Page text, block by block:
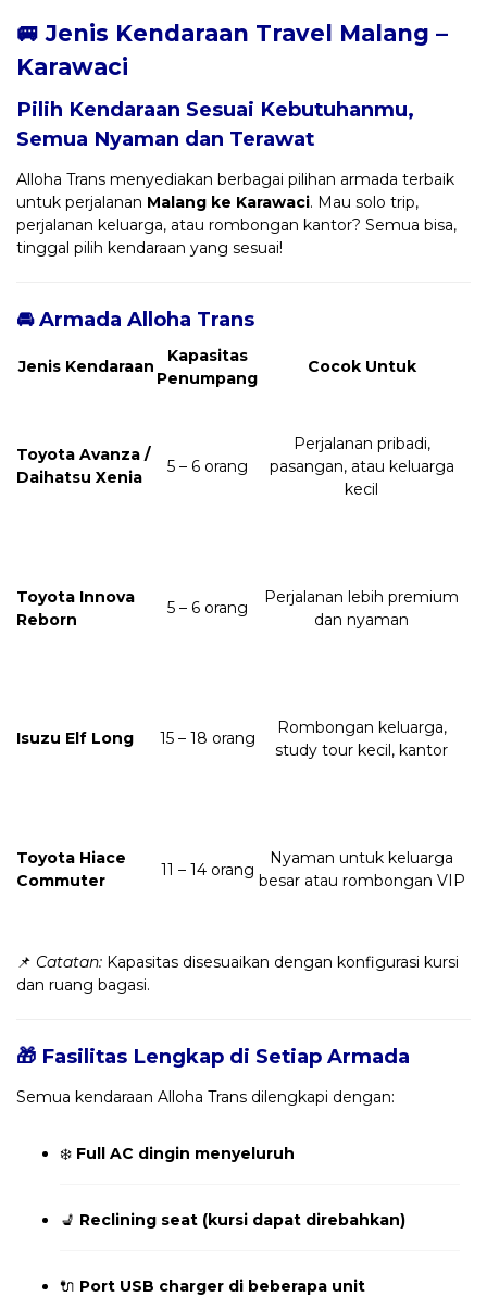
🚐 Jenis Kendaraan Travel Malang –
Karawaci
Pilih Kendaraan Sesuai Kebutuhanmu,
Semua Nyaman dan Terawat
Alloha Trans menyediakan berbagai pilihan armada terbaik
untuk perjalanan Malang ke Karawaci. Mau solo trip,
perjalanan keluarga, atau rombongan kantor? Semua bisa,
tinggal pilih kendaraan yang sesuai!
🚘 Armada Alloha Trans
Jenis Kendaraan
Kapasitas
Penumpang
Cocok Untuk
Toyota Avanza /
Daihatsu Xenia
5 – 6 orang
Perjalanan pribadi,
pasangan, atau keluarga
kecil
Toyota Innova
Reborn
5 – 6 orang
Perjalanan lebih premium
dan nyaman
Isuzu Elf Long 15 – 18 orang
Rombongan keluarga,
study tour kecil, kantor
Toyota Hiace
Commuter
11 – 14 orang
Nyaman untuk keluarga
besar atau rombongan VIP
📌 Catatan: Kapasitas disesuaikan dengan konfigurasi kursi
dan ruang bagasi.
🎁 Fasilitas Lengkap di Setiap Armada
Semua kendaraan Alloha Trans dilengkapi dengan:
❄️ Full AC dingin menyeluruh
💺 Reclining seat (kursi dapat direbahkan)
🔌 Port USB charger di beberapa unit